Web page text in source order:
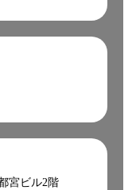
水分・塩分補給と
乗り切りましょう!
ルフ!
宮ビル2階